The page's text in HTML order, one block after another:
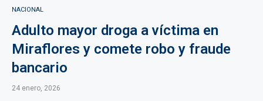
NACIONAL
Adulto mayor droga a víctima en
Miraflores y comete robo y fraude
bancario
24 enero, 2026